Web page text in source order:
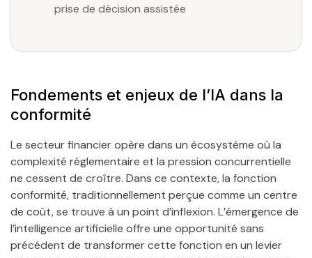
prise de décision assistée
Fondements et enjeux de l’IA dans la
conformité
Le secteur financier opère dans un écosystème où la
complexité réglementaire et la pression concurrentielle
ne cessent de croître. Dans ce contexte, la fonction
conformité, traditionnellement perçue comme un centre
de coût, se trouve à un point d’inflexion. L’émergence de
l’intelligence artificielle offre une opportunité sans
précédent de transformer cette fonction en un levier